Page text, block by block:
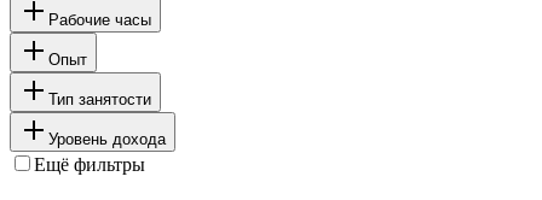
Рабочие часы
Опыт
Тип занятости
Уровень дохода
Ещё фильтры